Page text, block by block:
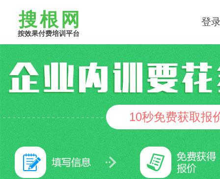
搜根网
按效果付费培训平台
登
10秒免费获取报